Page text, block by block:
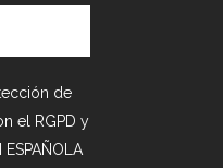
de
el RGPD y
ESPAÑOLA